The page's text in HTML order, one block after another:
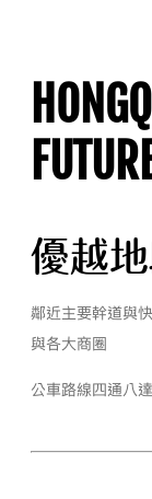
優越
鄰近主要幹道與
與各大商圈
公車路線四通八